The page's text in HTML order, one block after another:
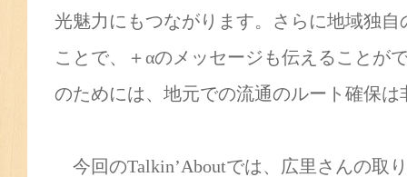
光魅力にもつながります。さらに地域独
ことで、＋αのメッセージも伝えることが
のためには、地元での流通のルート確保
今回のTalkin’Aboutでは、広里さんの取